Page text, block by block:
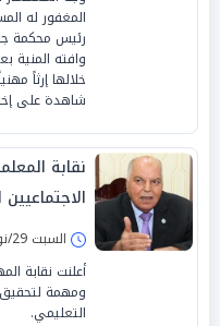
المغفور له
رئيس محكمة
وافته المنية
خلالها إرثاً
شاهدة على
نقابة
السبت 29/نوفمبر/2025 - 02:30 م
أعلنت نقابة
ومهمة لتحقيق
التعليمي.